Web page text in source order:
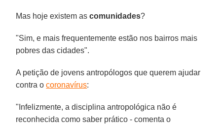
Mas hoje existem ascomunidades?
"Sim, e mais frequentemente estão nos bairros mais
pobres das cidades".
A petição de jovens antropólogos que querem ajudar
contra ocoronavírus:
"Infelizmente, a disciplina antropológica não é
reconhecida como saber prático - comenta o